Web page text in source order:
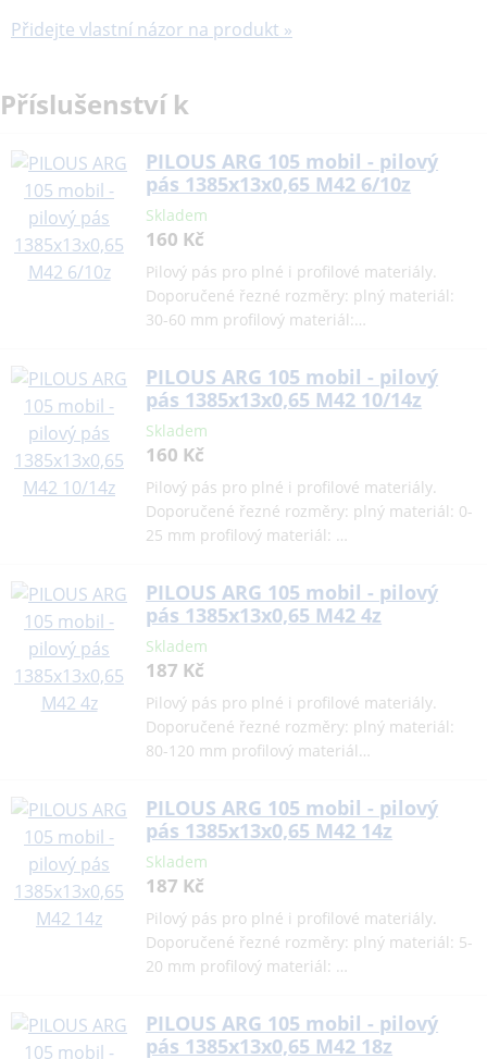
Přidejte vlastní názor na produkt »
Příslušenství k
PILOUS ARG 105 mobil - pilový
pás 1385x13x0,65 M42 6/10z
Skladem
160 Kč
Pilový pás pro plné i profilové materiály.
Doporučené řezné rozměry: plný materiál:
30-60 mm profilový materiál:…
PILOUS ARG 105 mobil - pilový
pás 1385x13x0,65 M42 10/14z
Skladem
160 Kč
Pilový pás pro plné i profilové materiály.
Doporučené řezné rozměry: plný materiál: 0-
25 mm profilový materiál: …
PILOUS ARG 105 mobil - pilový
pás 1385x13x0,65 M42 4z
Skladem
187 Kč
Pilový pás pro plné i profilové materiály.
Doporučené řezné rozměry: plný materiál:
80-120 mm profilový materiál…
PILOUS ARG 105 mobil - pilový
pás 1385x13x0,65 M42 14z
Skladem
187 Kč
Pilový pás pro plné i profilové materiály.
Doporučené řezné rozměry: plný materiál: 5-
20 mm profilový materiál: …
PILOUS ARG 105 mobil - pilový
pás 1385x13x0,65 M42 18z